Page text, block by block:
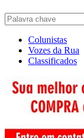
Colunistas
Vozes da Rua
Classificados